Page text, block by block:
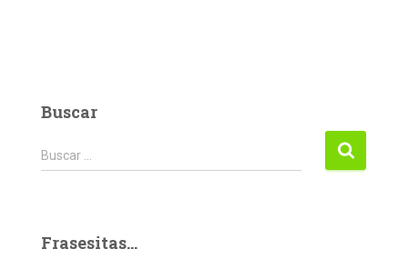
Buscar
Buscar:
Buscar …
Frasesitas...